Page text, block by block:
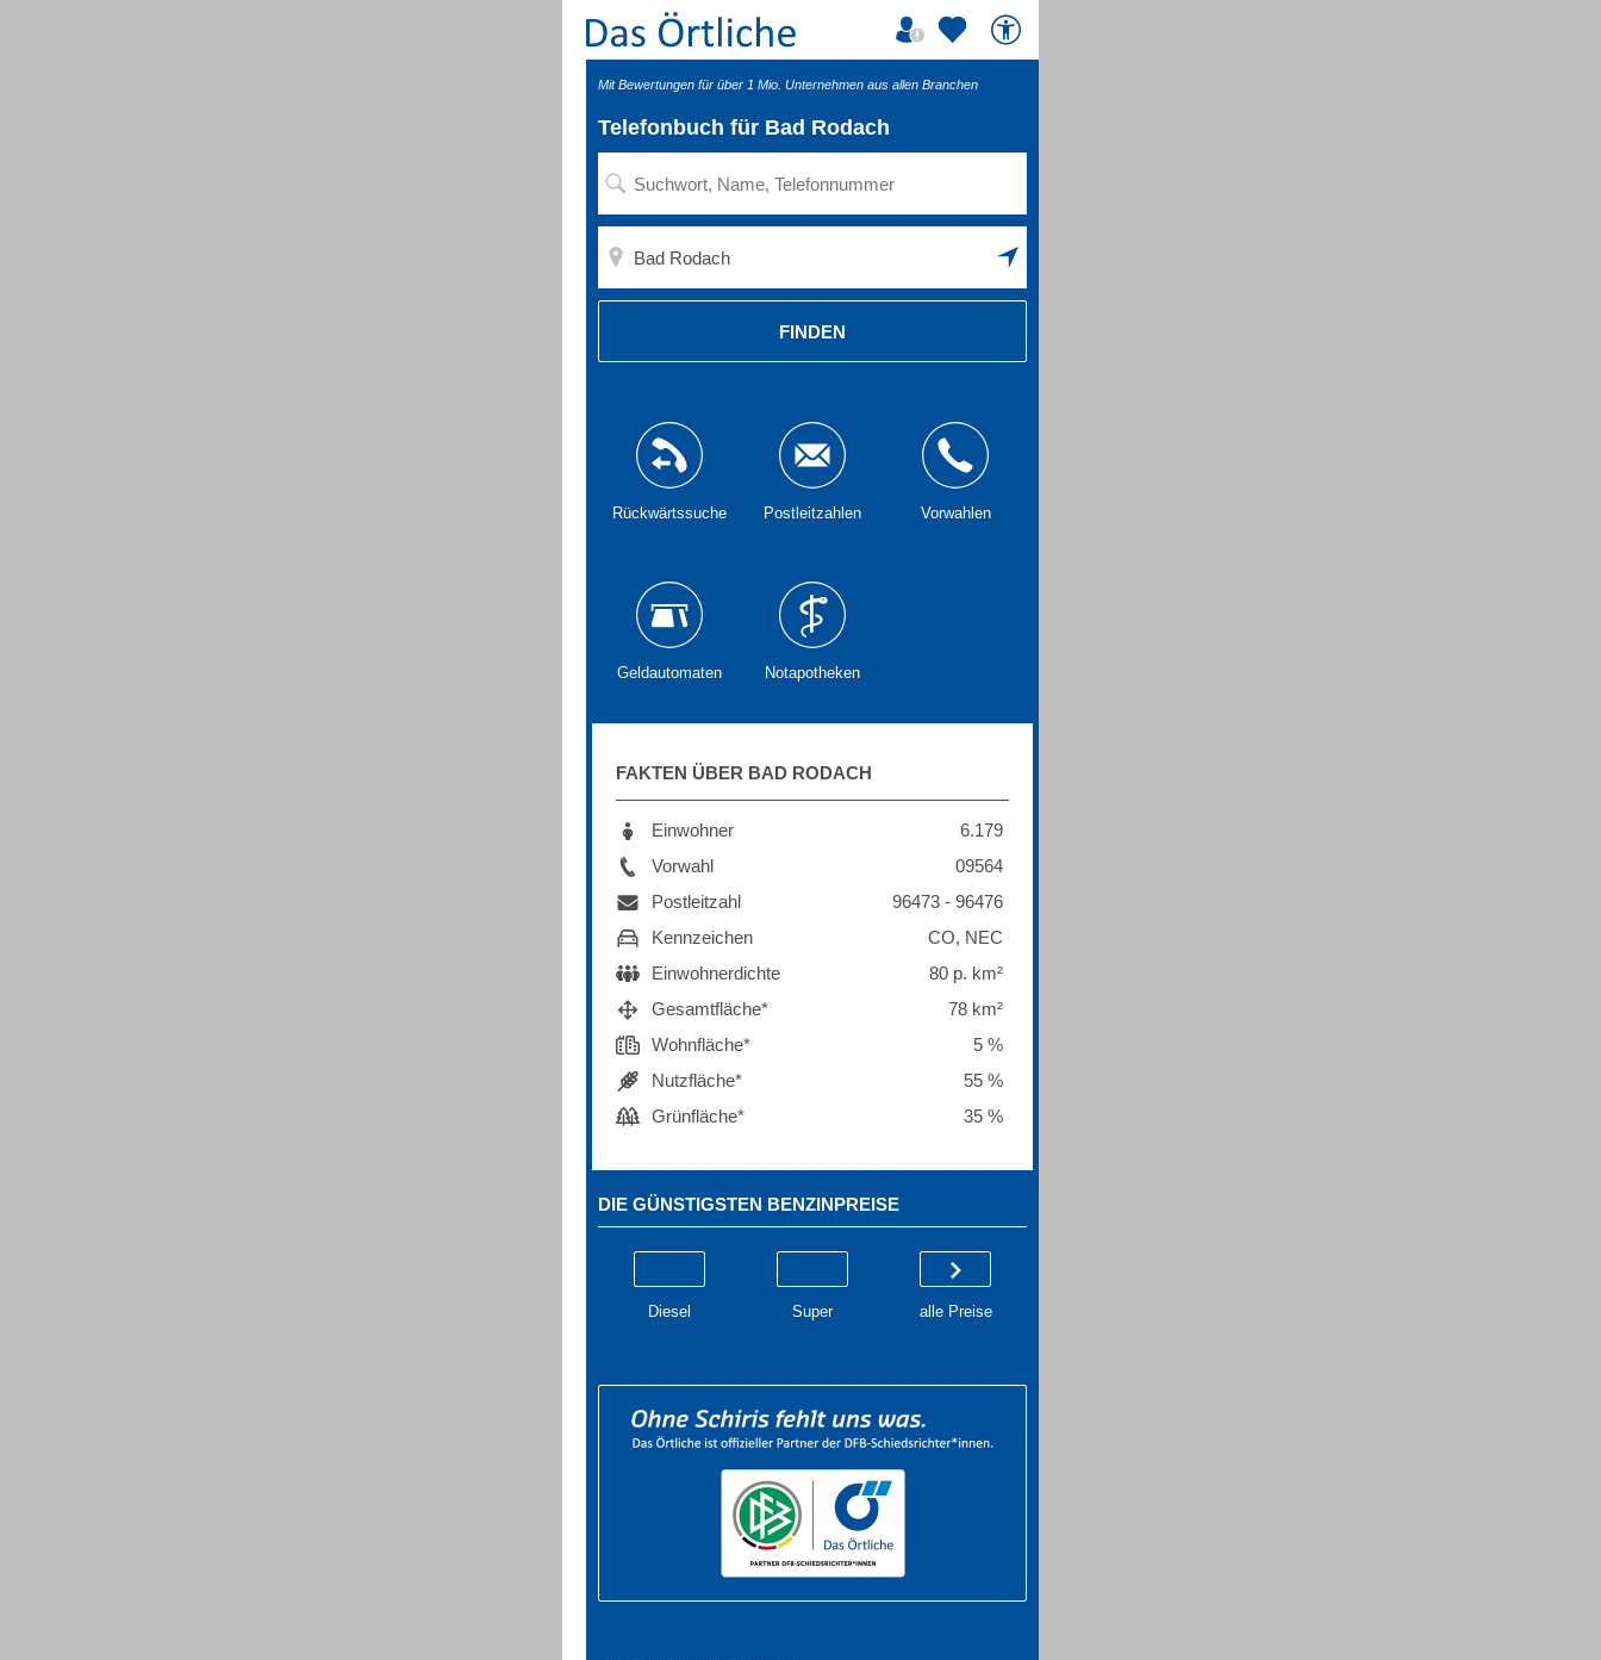
Mit Bewertungen für über 1 Mio. Unternehmen aus allen Branchen
Telefonbuch für Bad Rodach
FINDEN
Rückwärtssuche Postleitzahlen Vorwahlen
Geldautomaten Notapotheken
FAKTEN ÜBER BAD RODACH
Einwohner
6.179
Vorwahl
09564
Postleitzahl
96473 - 96476
Kennzeichen
CO, NEC
Einwohnerdichte
80 p. km²
Gesamtfläche*
78 km²
Wohnfläche*
5 %
Nutzfläche*
55 %
Grünfläche*
35 %
DIE GÜNSTIGSTEN BENZINPREISE
Diesel Super alle Preise